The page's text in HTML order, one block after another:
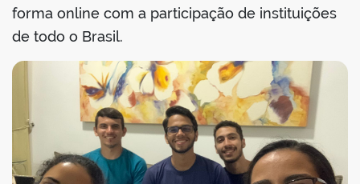
forma online com a participação de instituições
de todo o Brasil.